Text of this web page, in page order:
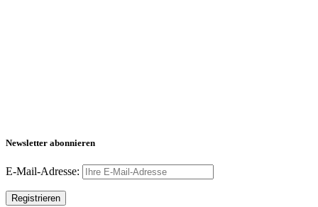
Newsletter abonnieren
E-Mail-Adresse: